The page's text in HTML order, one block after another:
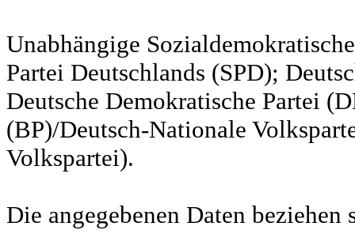
Unabhängige
Partei Deutschlands (SPD);
Deutsche Demokratische Partei
(BP)/Deutsch-Nationale
Volkspartei).
Die angegebenen Daten